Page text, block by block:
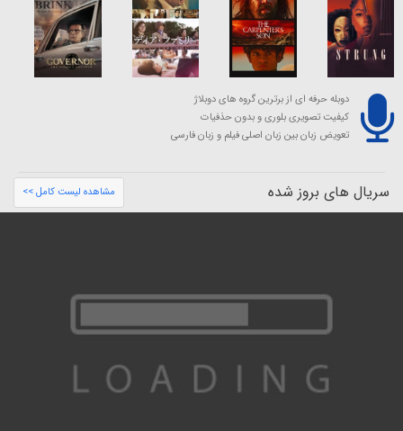
دوبله حرفه ای از برترین گروه های دوبلاژ
کیفیت تصویری بلوری و بدون حذفیات
تعویض زبان بین زبان اصلی فیلم و زبان فارسی
سریال های بروز شده مشاهده لیست کامل >>